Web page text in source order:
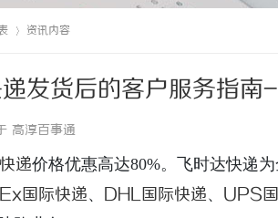
资讯内容
发货后的客户服务指
高淳百事通
递价格优惠高达80%。飞时达快递
国际快递、 DHL国际快递、 UPS